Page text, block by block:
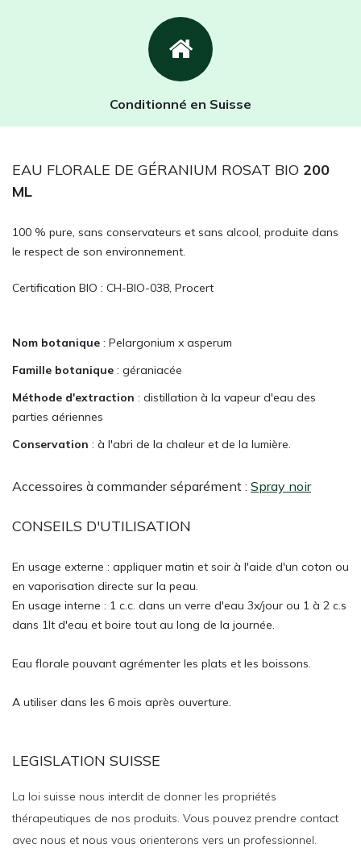
Conditionné en Suisse
EAU FLORALE DE GÉRANIUM ROSAT BIO 200
ML
100 % pure, sans conservateurs et sans alcool, produite dans
le respect de son environnement.
Certification BIO : CH-BIO-038, Procert
Nom botanique : Pelargonium x asperum
Famille botanique : géraniacée
Méthode d'extraction : distillation à la vapeur d'eau des
parties aériennes
Conservation : à l'abri de la chaleur et de la lumière.
Accessoires à commander séparément : Spray noir
CONSEILS D'UTILISATION
En usage externe : appliquer matin et soir à l'aide d'un coton ou
en vaporisation directe sur la peau.
En usage interne : 1 c.c. dans un verre d'eau 3x/jour ou 1 à 2 c.s
dans 1lt d'eau et boire tout au long de la journée.
Eau florale pouvant agrémenter les plats et les boissons.
A utiliser dans les 6 mois après ouverture.
LEGISLATION SUISSE
La loi suisse nous interdit de donner les propriétés
thérapeutiques de nos produits. Vous pouvez prendre contact
avec nous et nous vous orienterons vers un professionnel.